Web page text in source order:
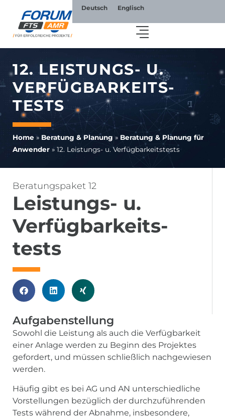
Deutsch Englisch
12. LEISTUNGS- U.
VERFÜG­BARKEITS­
TESTS
Home » Beratung & Planung » Beratung & Planung für
Anwender » 12. Leistungs- u. Verfüg­barkeits­tests
Beratungspaket 12
Leistungs- u.
Verfügbar­keits­
tests
Aufgabenstellung
Sowohl die Leistung als auch die Verfügbarkeit
einer Anlage werden zu Beginn des Projektes
gefordert, und müssen schließlich nachgewiesen
werden.
Häufig gibt es bei AG und AN unterschiedliche
Vorstellungen bezüglich der durchzuführenden
Tests während der Abnahme, insbesondere,